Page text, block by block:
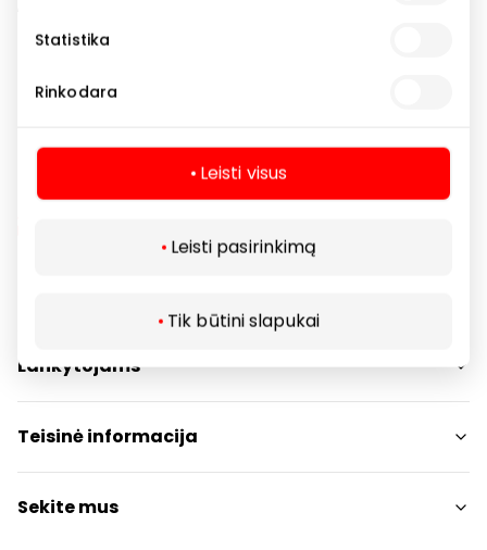
Statistika
Rinkodara
Leisti visus
Leisti pasirinkimą
Tik būtini slapukai
Paslaugos
Restoranai ir kavinės
Lankytojams
PC planas
Draugiški gyvūnams
Kontaktai
Akcijos
Teisinė informacija
Prekybos centro taisyklės
Slapukų politika
Sekite mus